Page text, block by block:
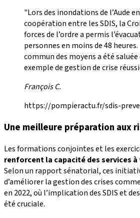
"Lors des inondations de l’Aude
coopération entre les SDIS, la
forces de l’ordre a permis
personnes en moins de 48 heures.
commun des moyens a été
exemple de gestion de crise
François C.
https://pompieractu.fr/sdis-
Une meilleure préparation aux
Les formations conjointes et les
renforcent la capacité des services
Selon un rapport sénatorial, ces
d’améliorer la gestion des crises
en 2022, où l’implication des SDIS et
été cruciale.